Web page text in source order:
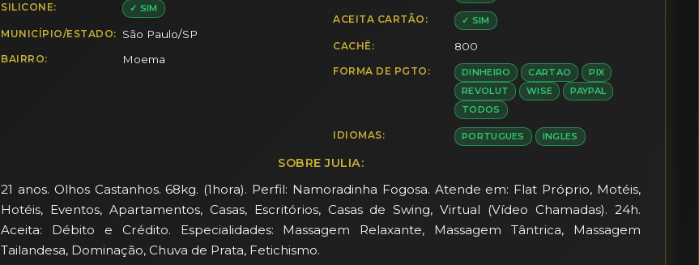
SILICONE: ✓ SIM
MUNICÍPIO/ESTADO: São Paulo/SP
BAIRRO: Moema
ACEITA CARTÃO: ✓ SIM
CACHÊ: 800
FORMA DE PGTO: DINHEIRO CARTAO
PIX
REVOLUT
WISE
PAYPAL
TODOS
IDIOMAS: PORTUGUES INGLES
SOBRE JULIA:
21 anos. Olhos Castanhos. 68kg. (1hora). Perfil: Namoradinha Fogosa. Atende em: Flat Próprio, Motéis,
Hotéis, Eventos, Apartamentos, Casas, Escritórios, Casas de Swing, Virtual (Vídeo Chamadas). 24h.
Aceita: Débito e Crédito. Especialidades: Massagem Relaxante, Massagem Tântrica, Massagem
Tailandesa, Dominação, Chuva de Prata, Fetichismo.